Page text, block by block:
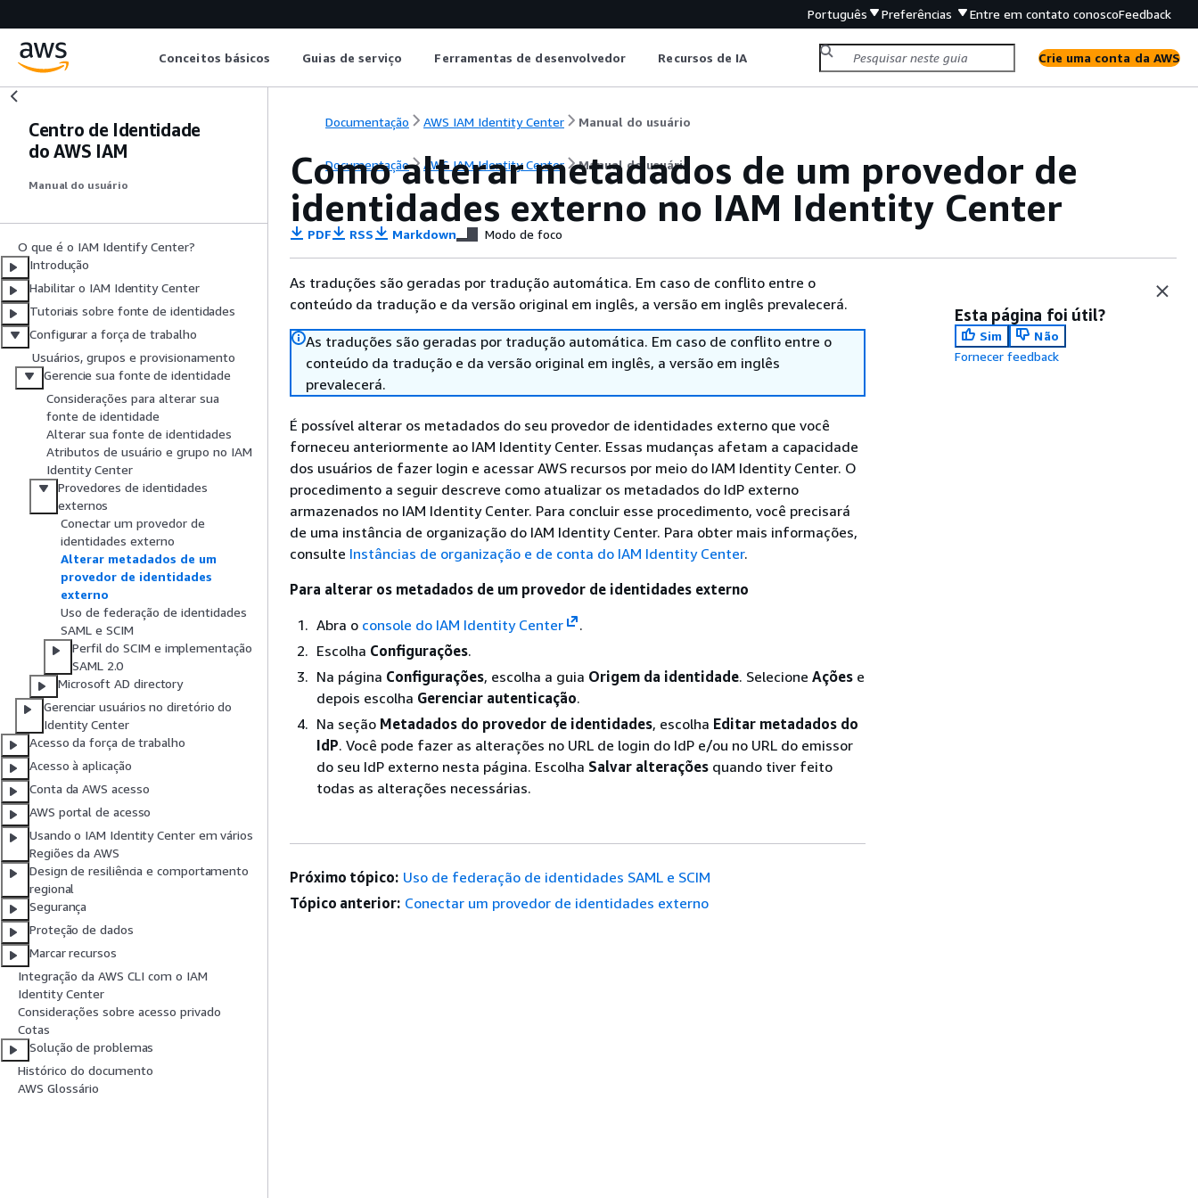
Português Preferências Entre em contato conoscoFeedback
Conceitos básicos Guias de serviço Ferramentas de desenvolvedor Recursos de IA Crie uma conta da AWS
Centro de Identidade
do AWS IAM
Manual do usuário
O que é o IAM Identify Center?
Introdução
Habilitar o IAM Identity Center
Tutoriais sobre fonte de identidades
Configurar a força de trabalho
Usuários, grupos e provisionamento
Gerencie sua fonte de identidade
Considerações para alterar sua
fonte de identidade
Alterar sua fonte de identidades
Atributos de usuário e grupo no IAM
Identity Center
Provedores de identidades
externos
Conectar um provedor de
identidades externo
Alterar metadados de um
provedor de identidades
externo
Uso de federação de identidades
SAML e SCIM
Perfil do SCIM e implementação
SAML 2.0
Microsoft AD directory
Gerenciar usuários no diretório do
Identity Center
Acesso da força de trabalho
Acesso à aplicação
Conta da AWS acesso
AWS portal de acesso
Usando o IAM Identity Center em vários
Regiões da AWS
Design de resiliência e comportamento
regional
Segurança
Proteção de dados
Marcar recursos
Integração da AWS CLI com o IAM
Identity Center
Considerações sobre acesso privado
Cotas
Solução de problemas
Histórico do documento
AWS Glossário
Documentação AWS IAM Identity Center Manual do usuário
Documentação AWS IAM Identity Center Manual do usuário
Como alterar metadados de um provedor de
identidades externo no IAM Identity Center
PDF RSS Markdown Modo de foco
As traduções são geradas por tradução automática. Em caso de conflito entre o
conteúdo da tradução e da versão original em inglês, a versão em inglês prevalecerá.
As traduções são geradas por tradução automática. Em caso de conflito entre o
conteúdo da tradução e da versão original em inglês, a versão em inglês
prevalecerá.
É possível alterar os metadados do seu provedor de identidades externo que você
forneceu anteriormente ao IAM Identity Center. Essas mudanças afetam a capacidade
dos usuários de fazer login e acessar AWS recursos por meio do IAM Identity Center. O
procedimento a seguir descreve como atualizar os metadados do IdP externo
armazenados no IAM Identity Center. Para concluir esse procedimento, você precisará
de uma instância de organização do IAM Identity Center. Para obter mais informações,
consulte Instâncias de organização e de conta do IAM Identity Center.
Para alterar os metadados de um provedor de identidades externo
Abra o console do IAM Identity Center
.
Escolha Configurações.
Na página Configurações, escolha a guia Origem da identidade. Selecione Ações e
depois escolha Gerenciar autenticação.
Na seção Metadados do provedor de identidades, escolha Editar metadados do
IdP. Você pode fazer as alterações no URL de login do IdP e/ou no URL do emissor
do seu IdP externo nesta página. Escolha Salvar alterações quando tiver feito
todas as alterações necessárias.
Esta página foi útil?
Sim
Não
Fornecer feedback
Próximo tópico: Uso de federação de identidades SAML e SCIM
Tópico anterior: Conectar um provedor de identidades externo